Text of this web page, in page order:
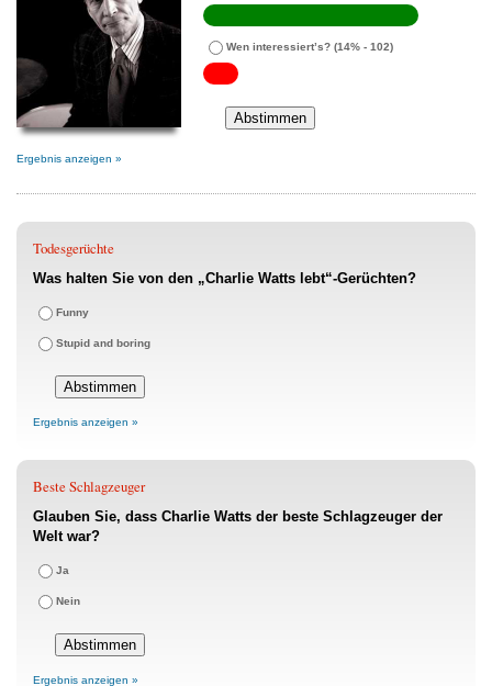
Wen interessiert’s? (14% - 102)
Ergebnis anzeigen »
Todesgerüchte
Was halten Sie von den „Charlie Watts lebt“-Gerüchten?
Funny
Stupid and boring
Ergebnis anzeigen »
Beste Schlagzeuger
Glauben Sie, dass Charlie Watts der beste Schlagzeuger der
Welt war?
Ja
Nein
Ergebnis anzeigen »